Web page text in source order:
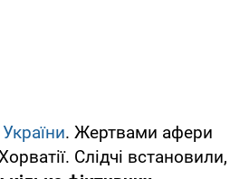
. Жертвами афери
Слідчі встановили,